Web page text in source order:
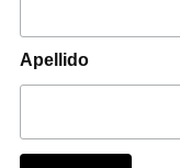
Apellido